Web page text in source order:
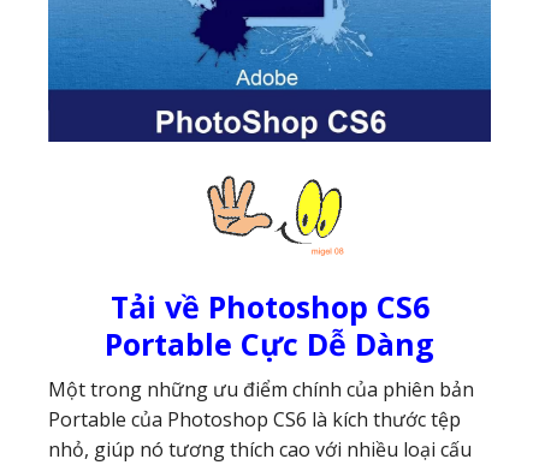
Tải về Photoshop CS6
Portable Cực Dễ Dàng
Một trong những ưu điểm chính của phiên bản
Portable của Photoshop CS6 là kích thước tệp
nhỏ, giúp nó tương thích cao với nhiều loại cấu